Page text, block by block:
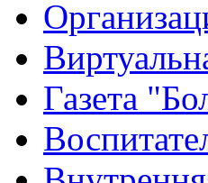
Газета